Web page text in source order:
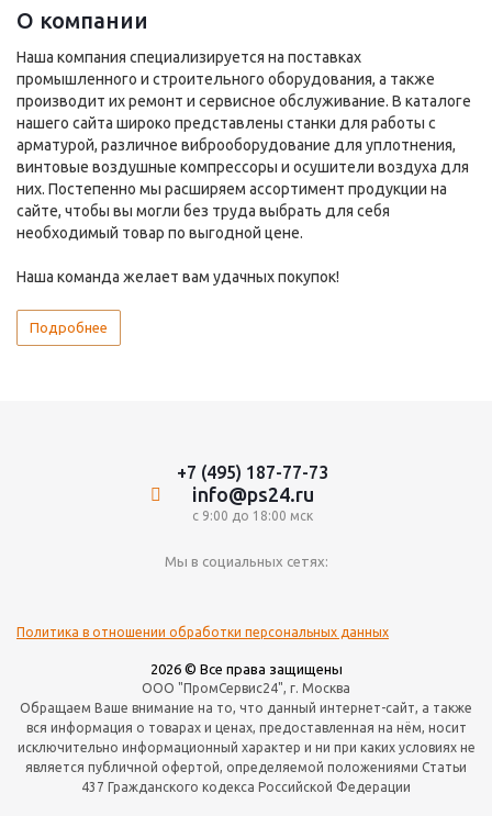
О компании
Наша компания специализируется на поставках
промышленного и строительного оборудования, а также
производит их ремонт и сервисное обслуживание. В каталоге
нашего сайта широко представлены станки для работы с
арматурой, различное виброоборудование для уплотнения,
винтовые воздушные компрессоры и осушители воздуха для
них. Постепенно мы расширяем ассортимент продукции на
сайте, чтобы вы могли без труда выбрать для себя
необходимый товар по выгодной цене.
Наша команда желает вам удачных покупок!
Подробнее
+7 (495) 187-77-73
info@ps24.ru
с 9:00 до 18:00 мск
Мы в социальных сетях:
Политика в отношении обработки персональных данных
2026 © Все права защищены
ООО "ПромСервис24", г. Москва
Обращаем Ваше внимание на то, что данный интернет-сайт, а также
вся информация о товарах и ценах, предоставленная на нём, носит
исключительно информационный характер и ни при каких условиях не
является публичной офертой, определяемой положениями Статьи
437 Гражданского кодекса Российской Федерации